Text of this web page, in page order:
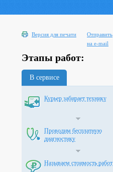
Версия для печати
Отправить
на e-mail
Этапы работ:
В сервисе
Курьер забирает технику
Проводим бесплатную
диагностику
Называем стоимость работ